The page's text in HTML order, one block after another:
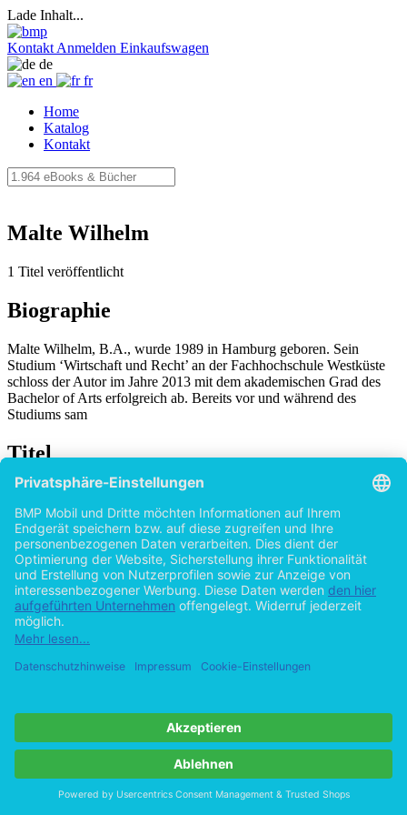
Lade Inhalt...
Kontakt Anmelden Einkaufswagen
de
en
fr
Home
Katalog
Kontakt
Malte Wilhelm
1 Titel veröffentlicht
Biographie
Malte Wilhelm, B.A., wurde 1989 in Hamburg geboren. Sein
Studium ‘Wirtschaft und Recht’ an der Fachhochschule Westküste
schloss der Autor im Jahre 2013 mit dem akademischen Grad des
Bachelor of Arts erfolgreich ab. Bereits vor und während des
Studiums sam
Titel
Der gesetzgeberische Handlungsbedarf im
Bereich Corporate Social Responsibility
vonMalte Wilhelm (Autor:in) 2015
©2013 Bachelorarbeit 64 Seiten
Hilfe/FAQ
Impressum
Datenschutz
Copyright ©Imprint in der Bedey & Thoms Media GmbH powered
Cookie-Einstellungen